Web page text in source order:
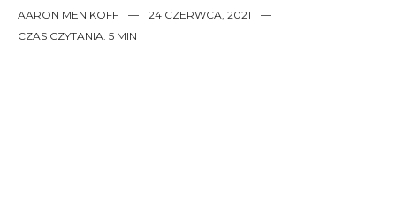
AARON MENIKOFF — 24 CZERWCA, 2021
—
CZAS CZYTANIA: 5 MIN